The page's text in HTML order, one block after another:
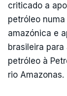
criticado a
petróleo
amazónica e
brasileira
petróleo à
rio Amazonas.